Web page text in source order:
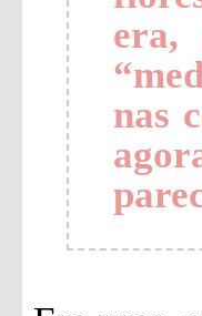
era,
nas